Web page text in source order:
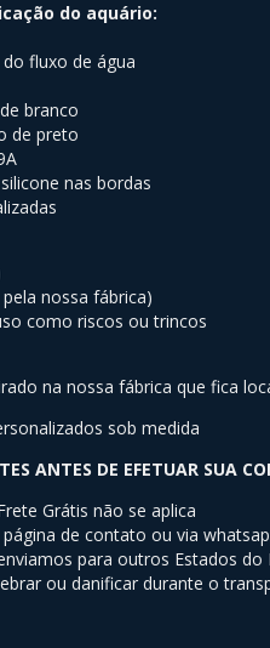
do aquário:
fluxo de água
branco
de preto
nas bordas
nossa fábrica)
como riscos ou trincos
na nossa fábrica que fica
sob medida
ANTES DE EFETUAR SUA
Grátis não se aplica
de contato ou via
para outros Estados
ou danificar durante o